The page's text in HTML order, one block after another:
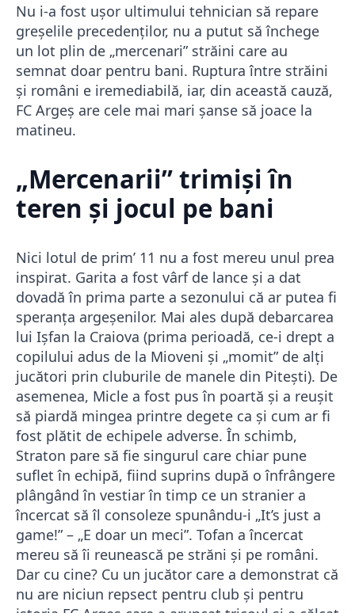
Nu i-a fost ușor ultimului tehnician să repare
greșelile precedenților, nu a putut să închege
un lot plin de „mercenari” străini care au
semnat doar pentru bani. Ruptura între străini
și români e iremediabilă, iar, din această cauză,
FC Argeș are cele mai mari șanse să joace la
matineu.
„Mercenarii” trimiși în
teren și jocul pe bani
Nici lotul de prim’ 11 nu a fost mereu unul prea
inspirat. Garita a fost vârf de lance și a dat
dovadă în prima parte a sezonului că ar putea fi
speranța argeșenilor. Mai ales după debarcarea
lui Ișfan la Craiova (prima perioadă, ce-i drept a
copilului adus de la Mioveni și „momit” de alți
jucători prin cluburile de manele din Pitești). De
asemenea, Micle a fost pus în poartă și a reușit
să piardă mingea printre degete ca și cum ar fi
fost plătit de echipele adverse. În schimb,
Straton pare să fie singurul care chiar pune
suflet în echipă, fiind suprins după o înfrângere
plângând în vestiar în timp ce un stranier a
încercat să îl consoleze spunându-i „It’s just a
game!” – „E doar un meci”. Tofan a încercat
mereu să îi reunească pe străni și pe români.
Dar cu cine? Cu un jucător care a demonstrat că
nu are niciun repsect pentru club și pentru